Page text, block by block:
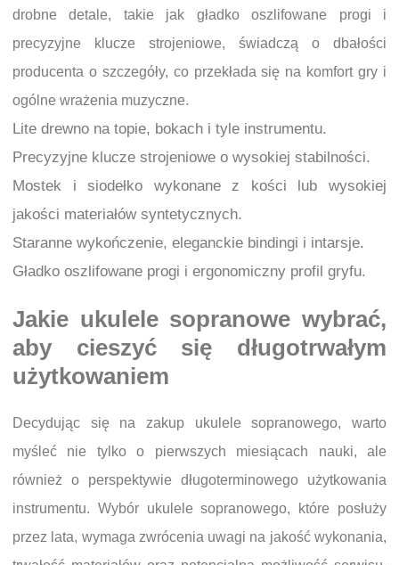
drobne detale, takie jak gładko oszlifowane progi i
precyzyjne klucze strojeniowe, świadczą o dbałości
producenta o szczegóły, co przekłada się na komfort gry i
ogólne wrażenia muzyczne.
Lite drewno na topie, bokach i tyle instrumentu.
Precyzyjne klucze strojeniowe o wysokiej stabilności.
Mostek i siodełko wykonane z kości lub wysokiej
jakości materiałów syntetycznych.
Staranne wykończenie, eleganckie bindingi i intarsje.
Gładko oszlifowane progi i ergonomiczny profil gryfu.
Jakie ukulele sopranowe wybrać,
aby cieszyć się długotrwałym
użytkowaniem
Decydując się na zakup ukulele sopranowego, warto
myśleć nie tylko o pierwszych miesiącach nauki, ale
również o perspektywie długoterminowego użytkowania
instrumentu. Wybór ukulele sopranowego, które posłuży
przez lata, wymaga zwrócenia uwagi na jakość wykonania,